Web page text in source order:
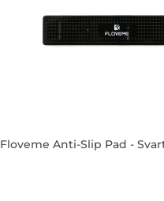
Floveme Anti-Slip Pad -